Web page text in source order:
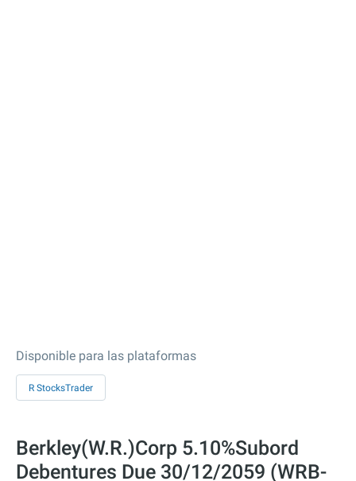
Disponible para las plataformas
R StocksTrader
Berkley(W.R.)Corp 5.10%Subord
Debentures Due 30/12/2059 (WRB-